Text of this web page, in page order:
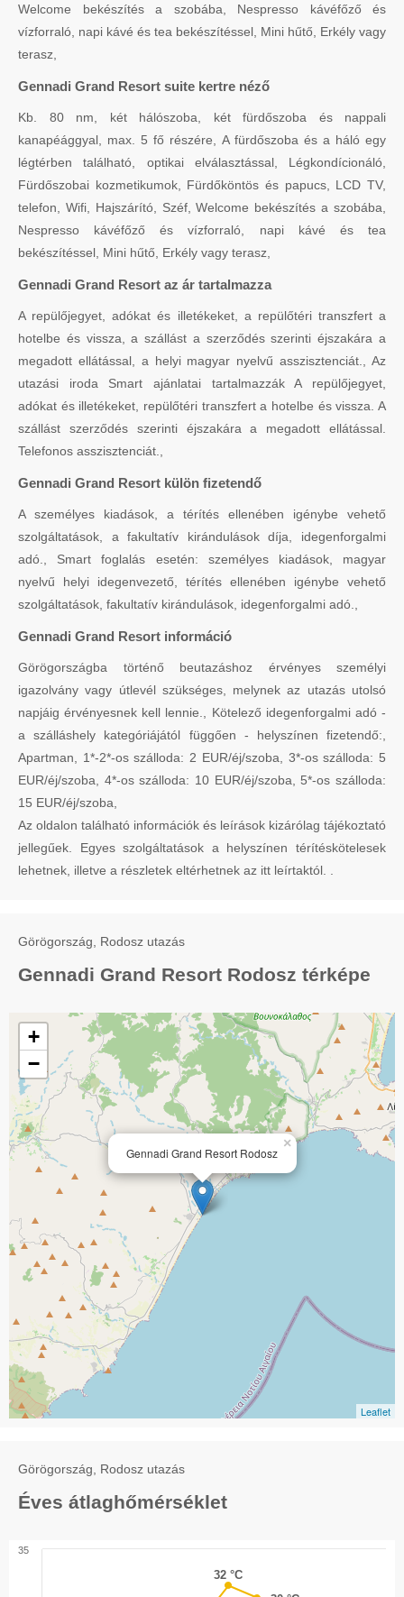
Welcome bekészítés a szobába, Nespresso kávéfőző és
vízforraló, napi kávé és tea bekészítéssel, Mini hűtő, Erkély vagy
terasz,
Gennadi Grand Resort suite kertre néző
Kb. 80 nm, két hálószoba, két fürdőszoba és nappali
kanapéággyal, max. 5 fő részére, A fürdőszoba és a háló egy
légtérben található, optikai elválasztással, Légkondícionáló,
Fürdőszobai kozmetikumok, Fürdőköntös és papucs, LCD TV,
telefon, Wifi, Hajszárító, Széf, Welcome bekészítés a szobába,
Nespresso kávéfőző és vízforraló, napi kávé és tea
bekészítéssel, Mini hűtő, Erkély vagy terasz,
Gennadi Grand Resort az ár tartalmazza
A repülőjegyet, adókat és illetékeket, a repülőtéri transzfert a
hotelbe és vissza, a szállást a szerződés szerinti éjszakára a
megadott ellátással, a helyi magyar nyelvű asszisztenciát., Az
utazási iroda Smart ajánlatai tartalmazzák A repülőjegyet,
adókat és illetékeket, repülőtéri transzfert a hotelbe és vissza. A
szállást szerződés szerinti éjszakára a megadott ellátással.
Telefonos asszisztenciát.,
Gennadi Grand Resort külön fizetendő
A személyes kiadások, a térítés ellenében igénybe vehető
szolgáltatások, a fakultatív kirándulások díja, idegenforgalmi
adó., Smart foglalás esetén: személyes kiadások, magyar
nyelvű helyi idegenvezető, térítés ellenében igénybe vehető
szolgáltatások, fakultatív kirándulások, idegenforgalmi adó.,
Gennadi Grand Resort információ
Görögországba történő beutazáshoz érvényes személyi
igazolvány vagy útlevél szükséges, melynek az utazás utolsó
napjáig érvényesnek kell lennie., Kötelező idegenforgalmi adó -
a szálláshely kategóriájától függően - helyszínen fizetendő:,
Apartman, 1*-2*-os szálloda: 2 EUR/éj/szoba, 3*-os szálloda: 5
EUR/éj/szoba, 4*-os szálloda: 10 EUR/éj/szoba, 5*-os szálloda:
15 EUR/éj/szoba,
Az oldalon található információk és leírások kizárólag tájékoztató
jellegűek. Egyes szolgáltatások a helyszínen térítéskötelesek
lehetnek, illetve a részletek eltérhetnek az itt leírtaktól. .
Görögország, Rodosz utazás
Gennadi Grand Resort Rodosz térképe
Gennadi Grand Resort Rodosz
×
+
−
Leaflet
Görögország, Rodosz utazás
Éves átlaghőmérséklet
32 °C
32 °C
35